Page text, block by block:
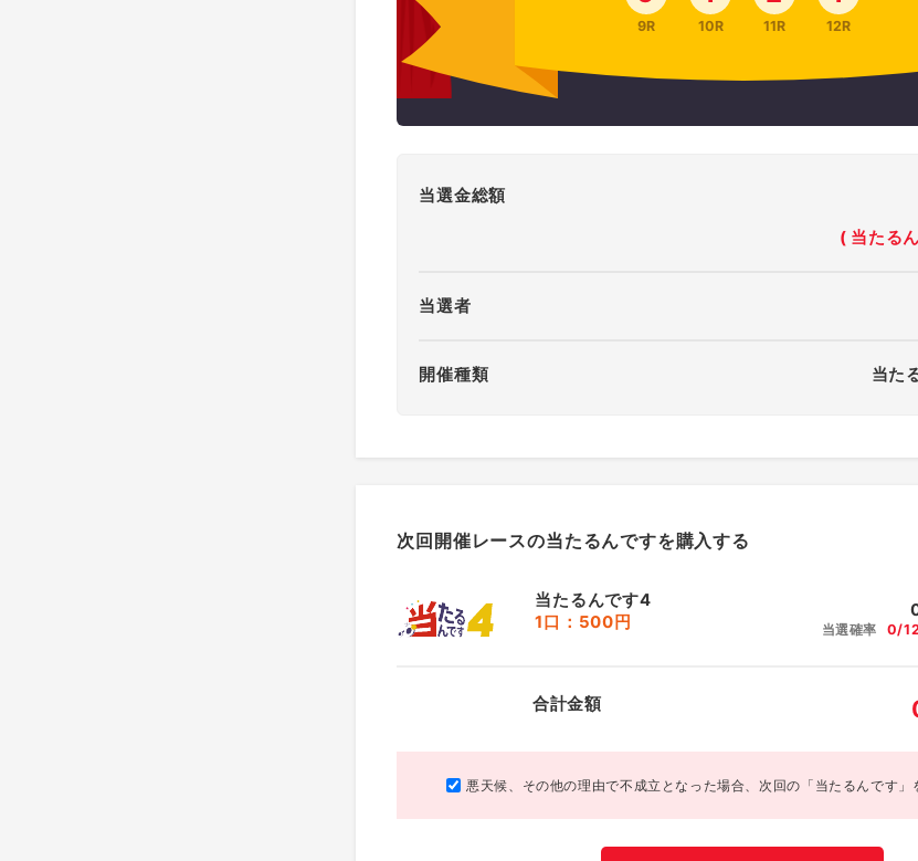
9R 10R 11R 12R
当選金総額
( 当たる
当選者
開催種類 当た
次回開催レースの当たるんですを購入する
当たるんです4
1口：500円
当選確率 0/
合計金額
悪天候、その他の理由で不成立となった場合、次回の「当たるんです」